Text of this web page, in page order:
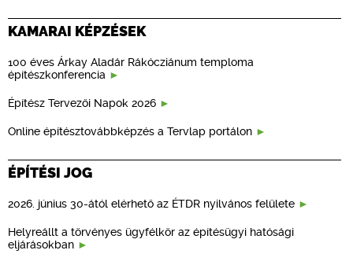
KAMARAI KÉPZÉSEK
100 éves Árkay Aladár Rákócziánum temploma
építészkonferencia
Építész Tervezői Napok 2026
Online építésztovábbképzés a Tervlap portálon
ÉPÍTÉSI JOG
2026. június 30-ától elérhető az ÉTDR nyilvános felülete
Helyreállt a törvényes ügyfélkör az építésügyi hatósági
eljárásokban